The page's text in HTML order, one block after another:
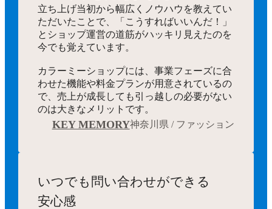
立ち上げ当初から幅広くノウハウを教えてい
ただいたことで、「こうすればいいんだ！」
とショップ運営の道筋がハッキリ見えたのを
今でも覚えています。
カラーミーショップには、事業フェーズに合
わせた機能や料金プランが用意されているの
で、売上が成長しても引っ越しの必要がない
のは大きなメリットです。
KEY MEMORY神奈川県 / ファッション
いつでも 問い合わせができる
安心感